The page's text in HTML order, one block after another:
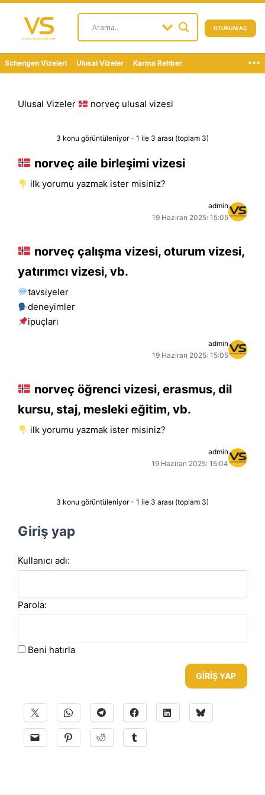
OTURUM AÇ
Schengen Vizeleri Ulusal Vizeler Karma Rehber ...
Ulusal Vizeler norveç ulusal vizesi
3 konu görüntüleniyor - 1 ile 3 arası (toplam 3)
norveç aile birleşimi vizesi
i̇lk yorumu yazmak ister misiniz?
admin
19 Haziran 2025: 15:05
norveç çalışma vizesi, oturum vizesi,
yatırımcı vizesi, vb.
tavsiyeler
deneyimler
i̇puçları
admin
19 Haziran 2025: 15:05
norveç öğrenci vizesi, erasmus, dil
kursu, staj, mesleki eğitim, vb.
i̇lk yorumu yazmak ister misiniz?
admin
19 Haziran 2025: 15:04
3 konu görüntüleniyor - 1 ile 3 arası (toplam 3)
Giriş yap
Kullanıcı adı:
Parola:
Beni hatırla
GIRIŞ YAP